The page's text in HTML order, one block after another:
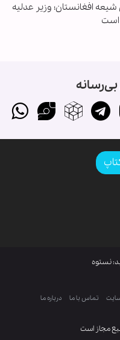
شیعه افغانستان؛ وزیر عدلیه
است
مجاز است
نستوه
تماس با ما درباره ما